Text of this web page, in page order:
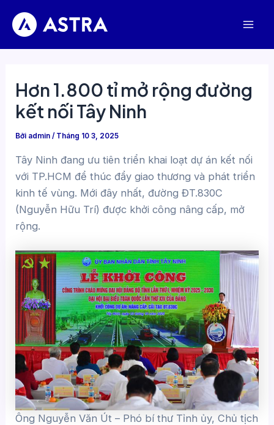
Hơn 1.800 tỉ mở rộng đường
kết nối Tây Ninh
Bởi admin/ Tháng 10 3, 2025
Tây Ninh đang ưu tiên triển khai loạt dự án kết nối
với TP.HCM để thúc đẩy giao thương và phát triển
kinh tế vùng. Mới đây nhất, đường ĐT.830C
(Nguyễn Hữu Trí) được khởi công nâng cấp, mở
rộng.
Ông Nguyễn Văn Út – Phó bí thư Tỉnh ủy, Chủ tịch